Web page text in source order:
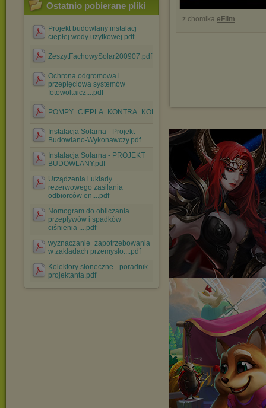
Ostatnio pobierane pliki
Projekt budowlany instalacj
ciepłej wody użytkowej.pdf
ZeszytFachowySolar200907.pdf
Ochrona odgromowa i
przepięciowa systemów
fotowoltaicz....pdf
POMPY_CIEPLA_KONTRA_KOLEKTORY_SLONECZNE.pdf
Instalacja Solarna - Projekt
Budowlano-Wykonawczy.pdf
Instalacja Solarna - PROJEKT
BUDOWLANY.pdf
Urządzenia i układy
rezerwowego zasilania
odbiorców en....pdf
Nomogram do obliczania
przepływów i spadków
ciśnienia ....pdf
wyznaczanie_zapotrzebowania_mocy
w zakładach przemysło....pdf
Kolektory słoneczne - poradnik
projektanta.pdf
z chomika eFilm